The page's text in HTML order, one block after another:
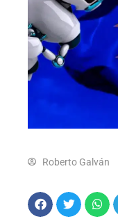
Roberto Galván